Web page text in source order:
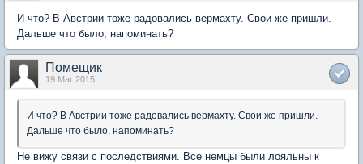
И что? В Австрии тоже радовались вермахту. Свои же пришли.
Дальше что было, напоминать?
Помещик
19 Mar 2015
И что? В Австрии тоже радовались вермахту. Свои же пришли.
Дальше что было, напоминать?
Не вижу связи с последствиями. Все немцы были лояльны к